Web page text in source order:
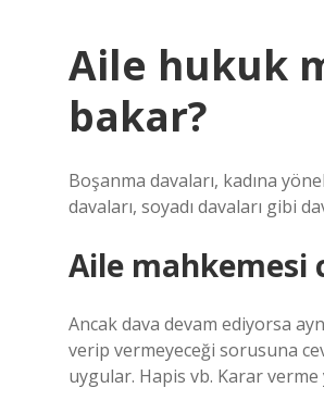
Aile hukuk
bakar?
Boşanma davaları, kadına
davaları, soyadı davaları gibi
Aile mahkemesi
Ancak dava devam ediyorsa
verip vermeyeceği sorusuna
uygular. Hapis vb. Karar